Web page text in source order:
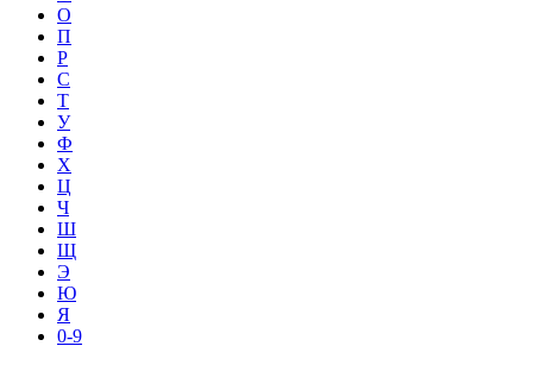
О
П
Р
С
Т
У
Ф
Х
Ц
Ч
Ш
Щ
Э
Ю
Я
0-9